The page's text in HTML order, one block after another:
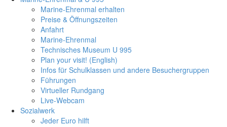
Marine-Ehrenmal erhalten
Preise & Öffnungszeiten
Anfahrt
Marine-Ehrenmal
Technisches Museum U 995
Plan your visit! (English)
Infos für Schulklassen und andere Besuchergruppen
Führungen
Virtueller Rundgang
Live-Webcam
Sozialwerk
Jeder Euro hilft